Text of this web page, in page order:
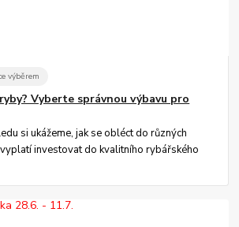
výběrem
Vyberte správnou výbavu pro
si ukážeme, jak se obléct do různých
investovat do kvalitního rybářského